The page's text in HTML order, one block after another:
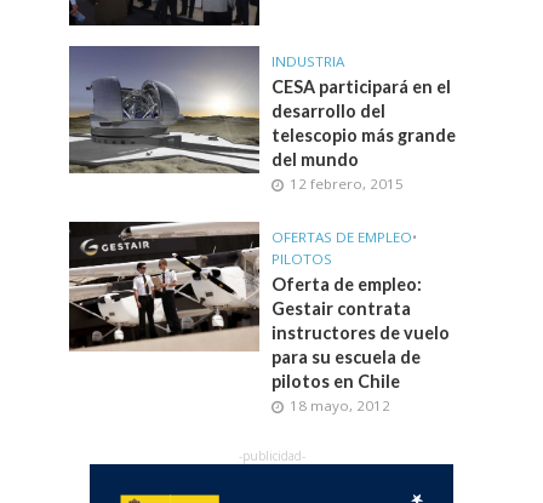
INDUSTRIA
CESA participará en el
desarrollo del
telescopio más grande
del mundo
12 febrero, 2015
OFERTAS DE EMPLEO•
PILOTOS
Oferta de empleo:
Gestair contrata
instructores de vuelo
para su escuela de
pilotos en Chile
18 mayo, 2012